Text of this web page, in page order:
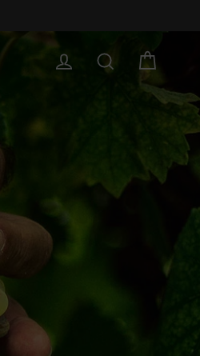
Log indSøg